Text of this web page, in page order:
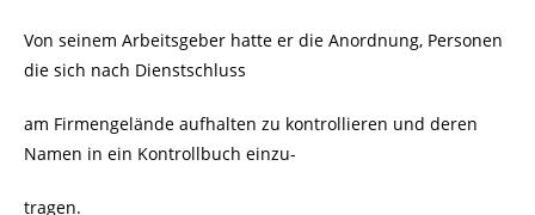
Von seinem Arbeitsgeber hatte er die Anordnung, Personen
die sich nach Dienstschluss
am Firmengelände aufhalten zu kontrollieren und deren
Namen in ein Kontrollbuch einzu-
tragen.